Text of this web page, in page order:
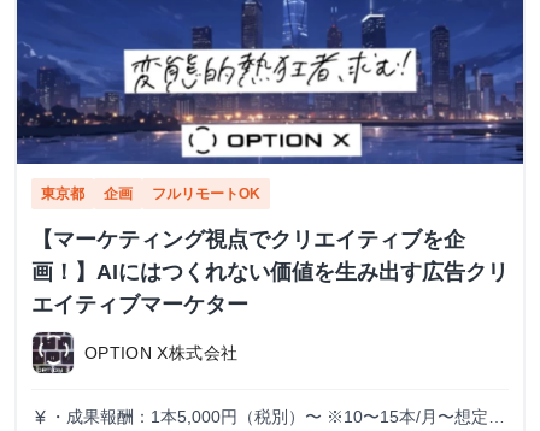
東京都 企画 フルリモートOK
【マーケティング視点でクリエイティブを企
画！】AIにはつくれない価値を生み出す広告クリ
エイティブマーケター
OPTION X株式会社
currency_yen ・成果報酬：1本5,000円（税別）〜 ※10〜15本/月〜想定